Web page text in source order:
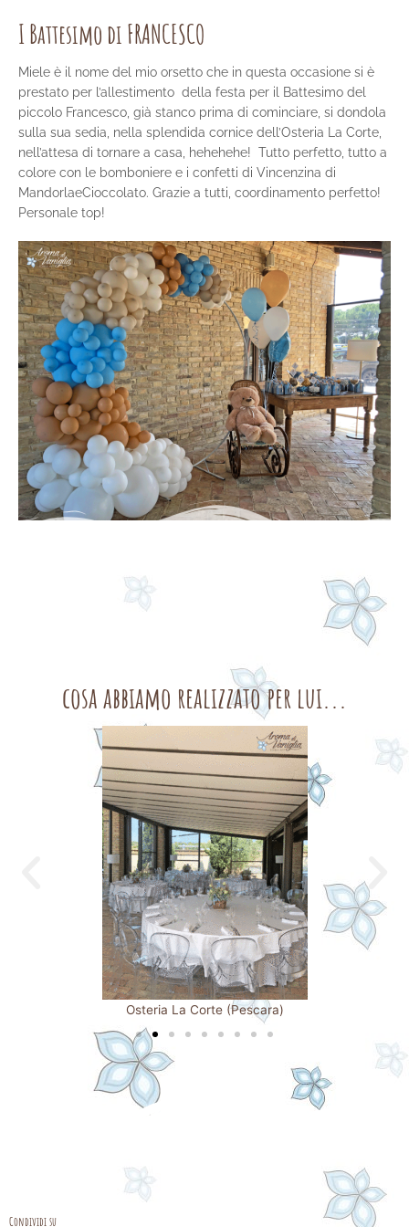
I Battesimo di FRANCESCO
Miele è il nome del mio orsetto che in questa occasione si è
prestato per l’allestimento della festa per il Battesimo del
piccolo Francesco, già stanco prima di cominciare, si dondola
sulla sua sedia, nella splendida cornice dell’Osteria La Corte,
nell’attesa di tornare a casa, hehehehe! Tutto perfetto, tutto a
colore con le bomboniere e i confetti di Vincenzina di
MandorlaeCioccolato. Grazie a tutti, coordinamento perfetto!
Personale top!
cosa abbiamo realizzato per lui...
Osteria La Corte (Pescara)
Condividi su